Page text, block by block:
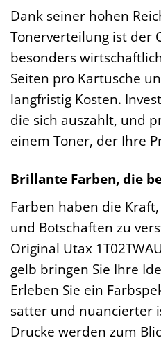
Dank seiner hohen
Tonerverteilung ist der
besonders
Seiten pro Kartusche
langfristig Kosten.
die sich auszahlt, und
einem Toner, der Ihre
Brillante Farben, die
Farben haben die
und Botschaften zu
Original Utax
gelb bringen Sie Ihre
Erleben Sie ein
satter und nuancierter
Drucke werden zum